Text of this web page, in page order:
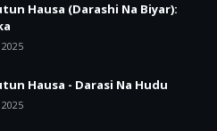
Hausa (Darashi Na Biyar):
Hausa - Darasi Na Hudu